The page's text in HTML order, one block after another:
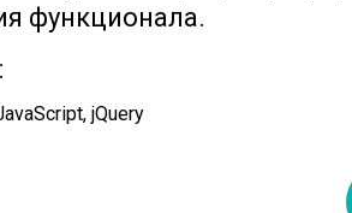
функционала.
jQuery